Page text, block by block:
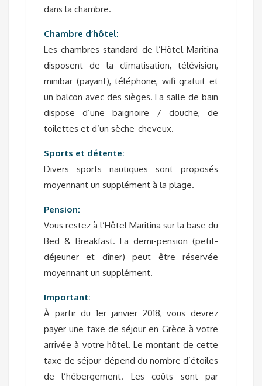
dans la chambre.
Chambre d’hôtel:
Les chambres standard de l’Hôtel Maritina
disposent de la climatisation, télévision,
minibar (payant), téléphone, wifi gratuit et
un balcon avec des sièges. La salle de bain
dispose d’une baignoire / douche, de
toilettes et d’un sèche-cheveux.
Sports et détente:
Divers sports nautiques sont proposés
moyennant un supplément à la plage.
Pension:
Vous restez à l’Hôtel Maritina sur la base du
Bed & Breakfast. La demi-pension (petit-
déjeuner et dîner) peut être réservée
moyennant un supplément.
Important:
À partir du 1er janvier 2018, vous devrez
payer une taxe de séjour en Grèce à votre
arrivée à votre hôtel. Le montant de cette
taxe de séjour dépend du nombre d’étoiles
de l’hébergement. Les coûts sont par